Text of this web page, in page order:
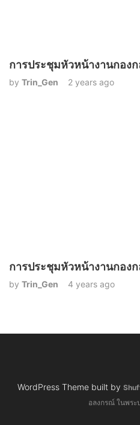
การประชุมหัวหน้างานกอง
by Trin_Gen 2 years ago
การประชุมหัวหน้างานกอง
by Trin_Gen 4 years ago
WordPress Theme built by
อลงกรณ์ ในพร